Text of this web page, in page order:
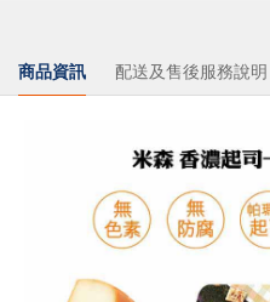
商品資訊 配送及售後服務說明